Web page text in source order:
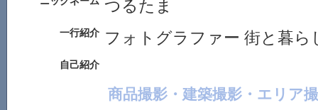
つるたま
一行紹介 フォトグラファー 街と暮ら
自己紹介
商品撮影・建築撮影・エリア